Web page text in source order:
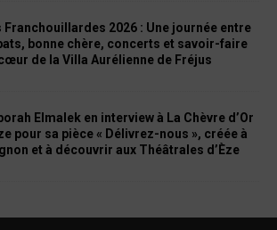
Franchouillardes 2026 : Une journée entre
bonne chère, concerts et savoir-faire
de la Villa Aurélienne de Fréjus
Elmalek en interview à La Chèvre d’Or
pour sa pièce « Délivrez-nous », créée à
et à découvrir aux Théâtrales d’Èze